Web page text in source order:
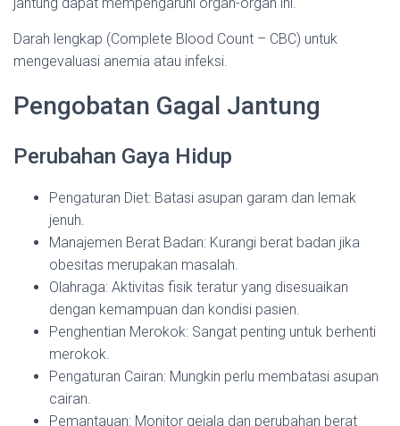
Darah lengkap (Complete Blood Count – CBC) untuk
mengevaluasi anemia atau infeksi.
Pengobatan Gagal Jantung
Perubahan Gaya Hidup
Pengaturan Diet: Batasi asupan garam dan lemak
jenuh.
Manajemen Berat Badan: Kurangi berat badan jika
obesitas merupakan masalah.
Olahraga: Aktivitas fisik teratur yang disesuaikan
dengan kemampuan dan kondisi pasien.
Penghentian Merokok: Sangat penting untuk berhenti
merokok.
Pengaturan Cairan: Mungkin perlu membatasi asupan
cairan.
Pemantauan: Monitor gejala dan perubahan berat